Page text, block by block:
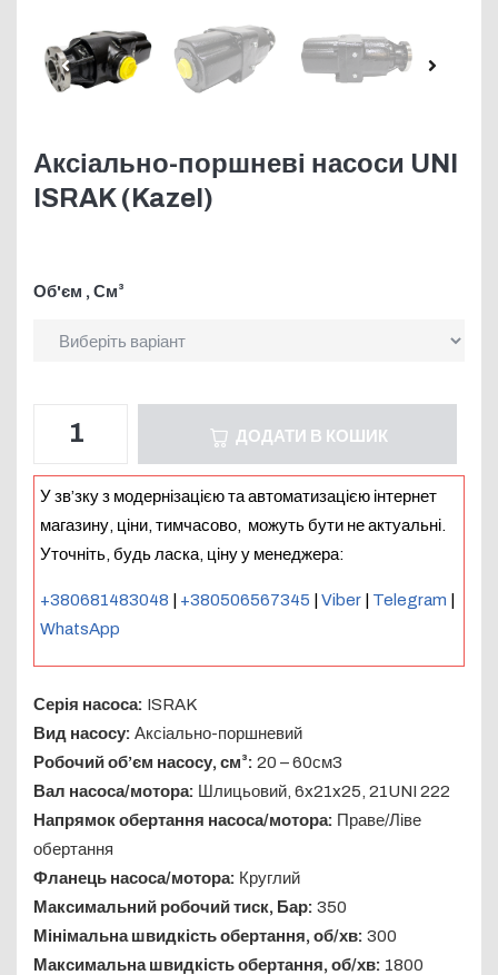
Аксіально-поршневі насоси UNI
ISRAK (Kazel)
Об'єм , См³
ДОДАТИ В КОШИК
У зв’зку з модернізацією та автоматизацією інтернет
магазину, ціни, тимчасово, можуть бути не актуальні.
Уточніть, будь ласка, ціну у менеджера:
+380681483048 +380506567345 Viber Telegram
WhatsApp
Серія насоса: ISRAK
Вид насосу: Аксіально-поршневий
Робочий об’єм насосу, см³: 20 – 60см3
Вал насоса/мотора: Шлицьовий, 6x21x25, 21UNI 222
Напрямок обертання насоса/мотора: Праве/Ліве
обертання
Фланець насоса/мотора: Круглий
Максимальний робочий тиск, Бар: 350
Мінімальна швидкість обертання, об/хв: 300
Максимальна швидкість обертання, об/хв: 1800